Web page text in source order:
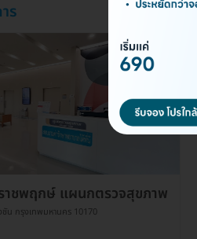
ร
าชพฤกษ์ แผนกตรวจสุขภาพ
น กรุงเทพมหานคร 10170